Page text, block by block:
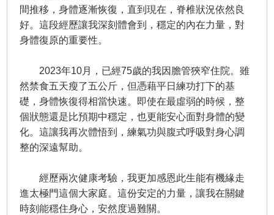
間推移，身體逐漸恢復，直到現在，脊椎狀況依然良
好。這段經歷讓我深刻體會到，穩定的內在力量，對
身體復原的重要性。
2023年10月，已經75歲的我因膽管狹窄住院。雖
然禁食五天瘦了五公斤，但憑藉平日練功打下的基
礎，身體恢復得相當快速。即使在最虛弱的時候，整
個狀態還是比預期中穩定，也更能安心面對身體的變
化。這讓我再次體悟到，練氣功與腹式呼吸對身心調
整的深遠幫助。
經歷兩次健康考驗，我更加感恩此生能有機緣走
進太極門這個大家庭。這份安定的力量，讓我在關鍵
時刻能穩住身心，安然度過難關。